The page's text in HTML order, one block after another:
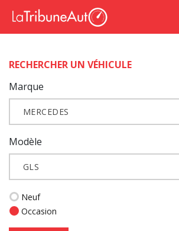
RECHERCHER UN VÉHICULE
Marque
MERCEDES
Modèle
GLS
Neuf
Occasion